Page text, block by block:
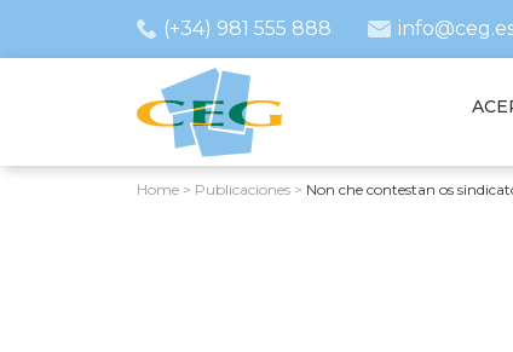
(+34) 981 555 888
Home > Publicaciones > Non che contestan os